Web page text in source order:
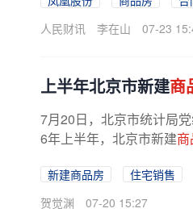
人民财讯
李在山 07-23
上半年北京市新建商
7月20日，北京市统计局
6年上半年，北京市新建
新建商品房 住宅销售
贺觉渊
07-20 15:27